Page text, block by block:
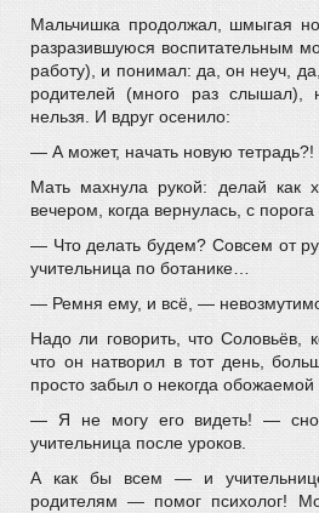
Мальчишка продолжал, шмыгая
разразившуюся воспитательным
работу), и понимал: да, он неуч,
родителей (много раз слышал),
нельзя. И вдруг осенило:
— А может, начать новую тетрадь?!
Мать махнула рукой: делай
вечером, когда вернулась, с
— Что делать будем? Совсем от
учительница по ботанике…
— Ремня ему, и всё, — невозмутимо
Надо ли говорить, что Соловьёв,
что он натворил в тот день,
просто забыл о некогда обожаемой
— Я не могу его видеть! —
учительница после уроков.
А как бы всем — и
родителям — помог психолог!